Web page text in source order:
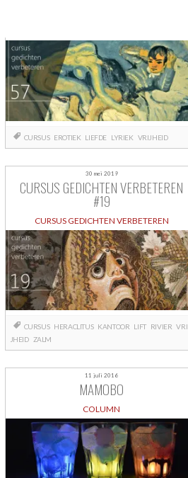
CURSUS EROTIEK LIEFDE LYRIEK VRIJHEID
30 mei 2019
CURSUS GEDICHTEN VERBETEREN
#19
CURSUS GEDICHTEN VERBETEREN
CURSUS HERACLITUS KANTOOR LIFT RIVIER VRI
JHEID
ZALM
11 juli 2016
MAMOBO
COLUMN